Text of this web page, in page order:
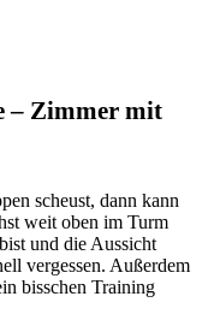
– Zimmer mit
scheust, dann kann
weit oben im Turm
und die Aussicht
vergessen. Außerdem
bisschen Training